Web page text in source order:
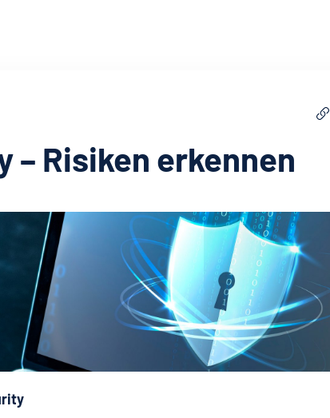
– Risiken erkennen